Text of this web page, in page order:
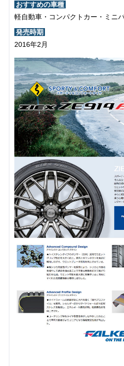
おすすめの車種
軽自動車・コンパクトカー・ミニ
発売時期
2016年2月